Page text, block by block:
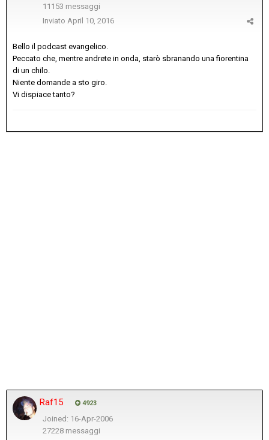
11153 messaggi
Inviato April 10, 2016
Bello il podcast evangelico.
Peccato che, mentre andrete in onda, starò sbranando una fiorentina
di un chilo.
Niente domande a sto giro.
Vi dispiace tanto?
Raf15 4923
Joined: 16-Apr-2006
27228 messaggi